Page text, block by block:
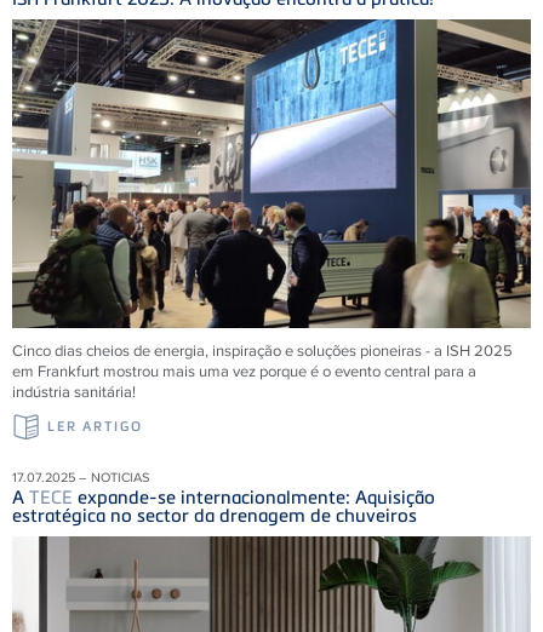
Cinco dias cheios de energia, inspiração e soluções pioneiras - a ISH 2025
em Frankfurt mostrou mais uma vez porque é o evento central para a
indústria sanitária!
LER ARTIGO
17.07.2025 – NOTICIAS
A TECE expande-se internacionalmente: Aquisição
estratégica no sector da drenagem de chuveiros